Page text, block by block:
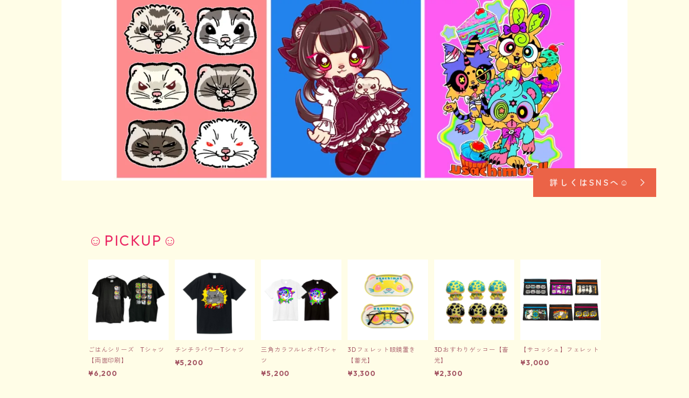
詳しくはSNSへ☺︎
☺︎PICKUP☺︎
ごはんシリーズ Tシャツ
【両面印刷】
¥6,200
チンチラパワーTシャツ
¥5,200
三角カラフルレオパTシャ
ツ
¥5,200
3Dフェレット眼鏡置き
【蓄光】
¥3,300
3Dおすわりゲッコー【畜
光】
¥2,300
【サコッシュ】フェレット
¥3,000